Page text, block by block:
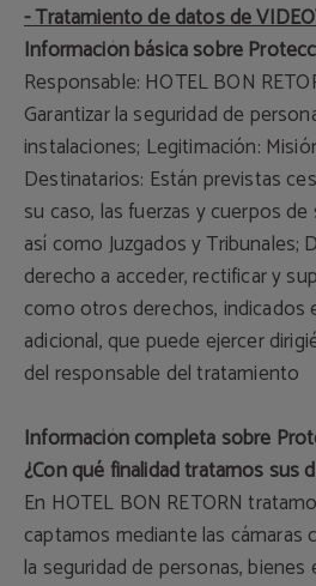
- Tratamiento de datos de
Información básica sobre
Responsable: HOTEL BON
Garantizar la seguridad de
instalaciones; Legitimación:
Destinatarios: Están previstas
su caso, las fuerzas y cuerpos
así como Juzgados y Tribunales;
derecho a acceder, rectificar y
como otros derechos, indicados
adicional, que puede ejercer
del responsable del tratamiento
Información completa sobre
¿Con qué finalidad tratamos sus
En HOTEL BON RETORN
captamos mediante las cámaras
la seguridad de personas, bienes